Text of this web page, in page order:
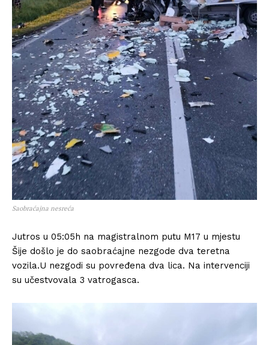
Saobraćajna nesreća
Jutros u 05:05h na magistralnom putu M17 u mjestu
Šije došlo je do saobraćajne nezgode dva teretna
vozila.U nezgodi su povređena dva lica. Na intervenciji
su učestvovala 3 vatrogasca.